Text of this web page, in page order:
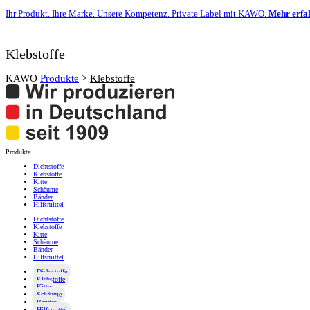
Ihr Produkt. Ihre Marke. Unsere Kompetenz. Private Label mit KAWO. Mehr
Klebstoffe
KAWO Produkte > Klebstoffe
Produkte
Dichtstoffe
Klebstoffe
Kitte
Schäume
Bänder
Hilfsmittel
Dichtstoffe
Klebstoffe
Kitte
Schäume
Bänder
Hilfsmittel
Dichtstoffe
Klebstoffe
Kitte
Schäume
Bänder